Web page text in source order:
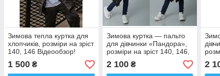
Зимова тепла куртка для
хлопчиків, розміри на зріст
140, 146 Відеообзор!
1 500 ₴
Зимова куртка — пальто
для дівчинки «Пандора»,
розміри на зріст 140, 146,
152, 158
2 100₴ 2